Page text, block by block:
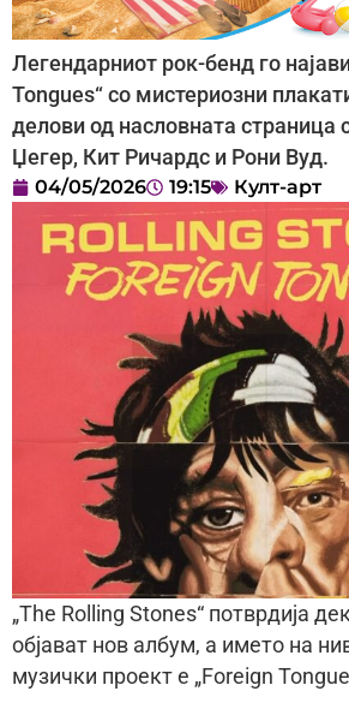
Легендарниот рок-бенд го
Tongues“ со мистериозни
делови од насловната страница
Џегер, Кит Ричардс и Рони Вуд.
04/05/2026 19:15 Култ-арт
„The Rolling Stones“ потврдија
објават нов албум, а името на
музички проект е „Foreign